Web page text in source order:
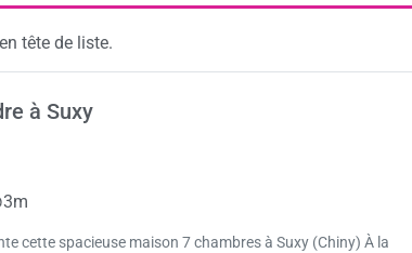
tête de liste.
à Suxy
3m
cette spacieuse maison 7 chambres à Suxy (Chiny) À la